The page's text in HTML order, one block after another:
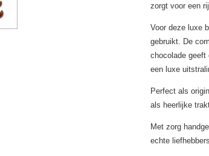
zorgt voor een
Voor deze luxe
gebruikt. De
chocolade geeft
een luxe
Perfect als
als heerlijke
Met zorg
echte